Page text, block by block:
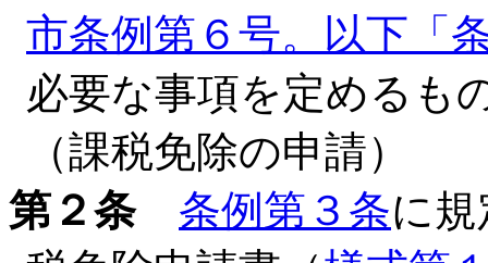
市条例第６号。以下「
必要な事項を定めるも
（課税免除の申請）
第２条
条例第３条に